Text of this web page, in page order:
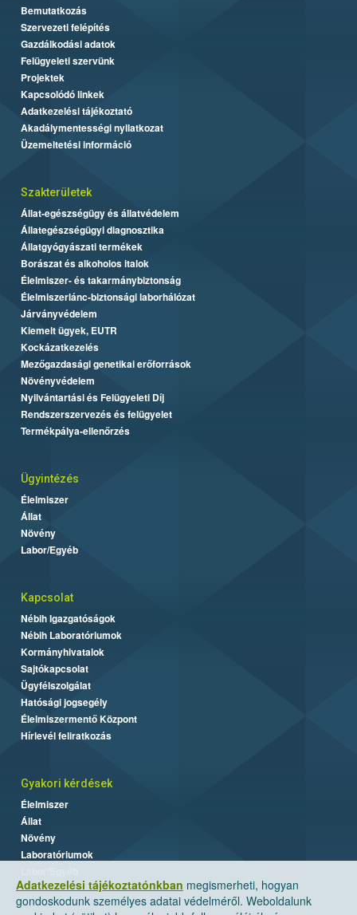
Adatkezelési tájékoztatónkban megismerheti, hogyan
gondoskodunk személyes adatai védelméről. Weboldalunk
Bemutatkozás
Szervezeti felépítés
Gazdálkodási adatok
Felügyeleti szervünk
Projektek
Kapcsolódó linkek
Adatkezelési tájékoztató
Akadálymentességi nyilatkozat
Üzemeltetési információ
Szakterületek
Állat-egészségügy és állatvédelem
Állategészségügyi diagnosztika
Állatgyógyászati termékek
Borászat és alkoholos italok
Élelmiszer- és takarmánybiztonság
Élelmiszerlánc-biztonsági laborhálózat
Járványvédelem
Kiemelt ügyek, EUTR
Kockázatkezelés
Mezőgazdasági genetikai erőforrások
Növényvédelem
Nyilvántartási és Felügyeleti Díj
Rendszerszervezés és felügyelet
Termékpálya-ellenőrzés
Ügyintézés
Élelmiszer
Állat
Növény
Labor/Egyéb
Kapcsolat
Nébih Igazgatóságok
Nébih Laboratóriumok
Kormányhivatalok
Sajtókapcsolat
Ügyfélszolgálat
Hatósági jogsegély
Élelmiszermentő Központ
Hírlevél feliratkozás
Gyakori kérdések
Élelmiszer
Állat
Növény
Laboratóriumok